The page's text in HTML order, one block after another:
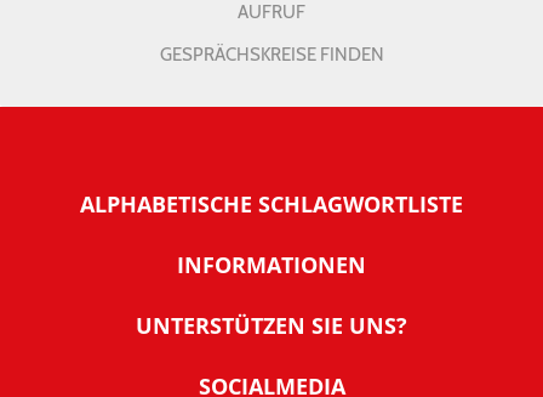
AUFRUF
GESPRÄCHSKREISE FINDEN
ALPHABETISCHE SCHLAGWORTLISTE
INFORMATIONEN
Warum NachDenkSeiten
UNTERSTÜTZEN SIE UNS?
SOCIALMEDIA